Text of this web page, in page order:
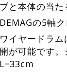
ブと本体の当
DEMAGの5軸
ワイヤードラ
開が可能です
L=33cm